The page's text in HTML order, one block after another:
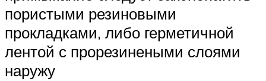
пористыми резиновыми
прокладками, либо герметичной
лентой с прорезинеными слоями
наружу